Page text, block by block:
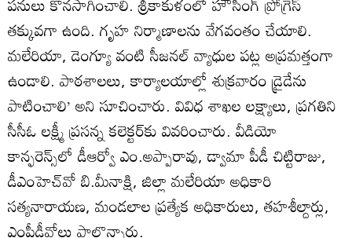
తక్కువగా ఉంది. గృహ నిర్మాణాలను వేగవంతం చేయాలి.
మలేరియా, డెంగ్యూ వంటి సీజనల్‌ వ్యాధుల పట్ల అప్రమత్తంగా
ఉండాలి. పాఠశాలలు, కార్యాలయాల్లో శుక్రవారం డ్రైడేను
పాటించాలి’ అని సూచించారు. వివిధ శాఖల లక్ష్యాలు, ప్రగతిని
సీసీఓ లక్ష్మీ ప్రసన్న కలెక్టర్‌కు వివరించారు. వీడియో
కాన్ఫరెన్స్‌లో డీఆర్వో ఎం.అప్పారావు, డ్వామా పీడీ చిట్టిరాజు,
డీఎంహెచ్‌వో బి.మీనాక్షి, జిల్లా మలేరియా అధికారి
సత్యనారాయణ, మండలాల ప్రత్యేక అధికారులు, తహశీల్దార్లు,
ఎంపీడీవోలు పాల్గొన్నారు.